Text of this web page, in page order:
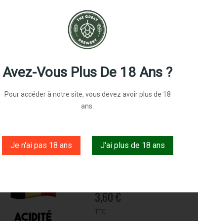
Avez-Vous Plus De 18 Ans ?
Pour accéder à notre site, vous devez avoir plus de 18
ans.
Je n'ai pas 18 ans J'ai plus de 18 ans
Lindemans
3,60 €
TTC